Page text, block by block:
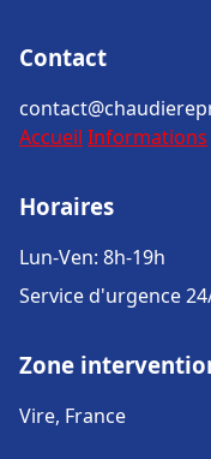
Contact
Accueil Informations
Horaires
Lun-Ven: 8h-19h
Service d'urgence
Zone
Vire, France